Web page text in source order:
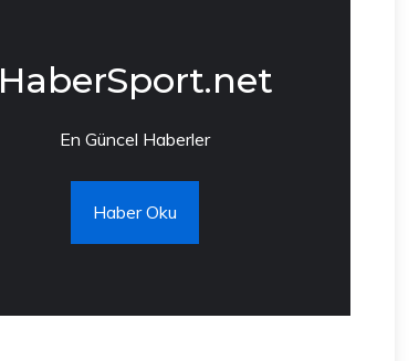
HaberSport.net
En Güncel Haberler
Haber Oku